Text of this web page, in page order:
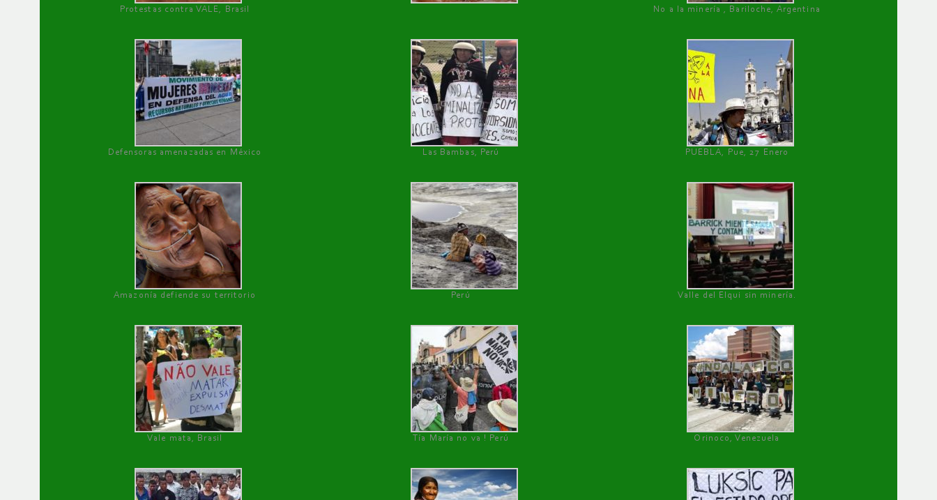
Protestas contra VALE, Brasil No a la minería , Bariloche, Argentina
Defensoras amenazadas en México Las Bambas, Perú PUEBLA, Pue, 27 Enero
Amazonía defiende su territorio Perú Valle del Elqui sin minería.
Vale mata, Brasil Tía María no va ! Perú Orinoco, Venezuela